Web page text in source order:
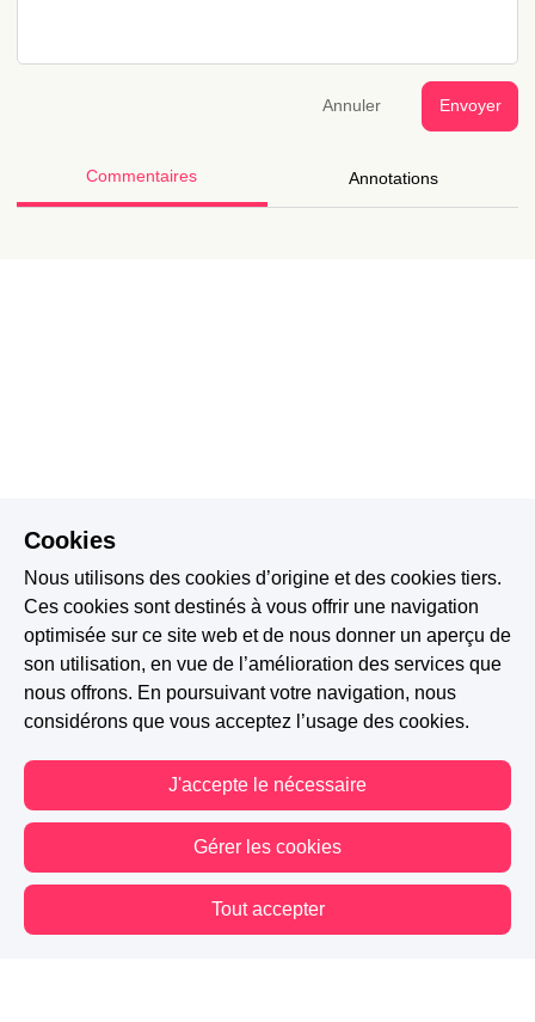
Annuler Envoyer
Commentaires Annotations
Cookies
Nous utilisons des cookies d’origine et des cookies tiers.
Ces cookies sont destinés à vous offrir une navigation
optimisée sur ce site web et de nous donner un aperçu de
son utilisation, en vue de l’amélioration des services que
nous offrons. En poursuivant votre navigation, nous
considérons que vous acceptez l’usage des cookies.
J'accepte le nécessaire
Gérer les cookies
Tout accepter